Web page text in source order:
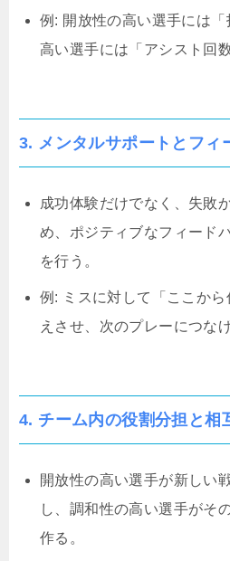
例: 開放性の高い選手には
高い選手には「アシスト回
3. メンタルサポートとフィ
成功体験だけでなく、失敗
め、ポジティブなフィード
を行う。
例: ミスに対して「ここか
えさせ、次のプレーにつなげ
4. チーム内の役割分担と相
開放性の高い選手が新しい
し、調和性の高い選手がそ
作る。